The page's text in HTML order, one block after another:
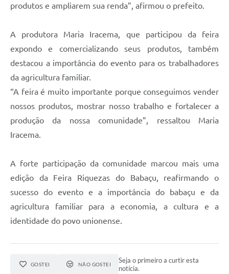
produtos e ampliarem sua renda”, afirmou o prefeito.
A produtora Maria Iracema, que participou da feira
expondo e comercializando seus produtos, também
destacou a importância do evento para os trabalhadores
da agricultura familiar.
“A feira é muito importante porque conseguimos vender
nossos produtos, mostrar nosso trabalho e fortalecer a
produção da nossa comunidade”, ressaltou Maria
Iracema.
A forte participação da comunidade marcou mais uma
edição da Feira Riquezas do Babaçu, reafirmando o
sucesso do evento e a importância do babaçu e da
agricultura familiar para a economia, a cultura e a
identidade do povo unionense.
GOSTEI NÃO GOSTEI
Seja o primeiro a curtir esta
notícia.